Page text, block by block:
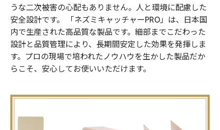
うな二次被害の心配もありません。人と環境に配慮した
安全設計です。 「ネズミキャッチャーPRO」は、日本国
内で生産された高品質な製品です。細部までこだわった
設計と品質管理により、長期間安定した効果を発揮しま
す。プロの現場で培われたノウハウを生かした製品だか
らこそ、安心してお使いいただけます。